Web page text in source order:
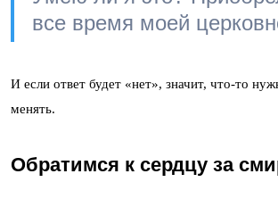
все время моей
И если ответ будет «нет», значит, что-то
менять.
Обратимся к сердцу за